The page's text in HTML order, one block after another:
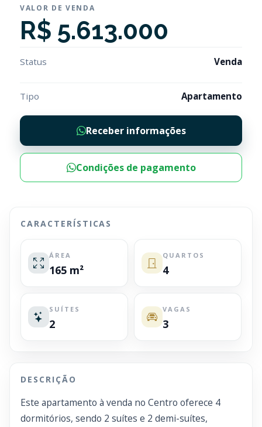
VALOR DE VENDA
R$ 5.613.000
Status Venda
Tipo Apartamento
Receber informações
Condições de pagamento
CARACTERÍSTICAS
ÁREA
165 m²
QUARTOS
4
SUÍTES
2
VAGAS
3
DESCRIÇÃO
Este apartamento à venda no Centro oferece 4
dormitórios, sendo 2 suítes e 2 demi-suítes,